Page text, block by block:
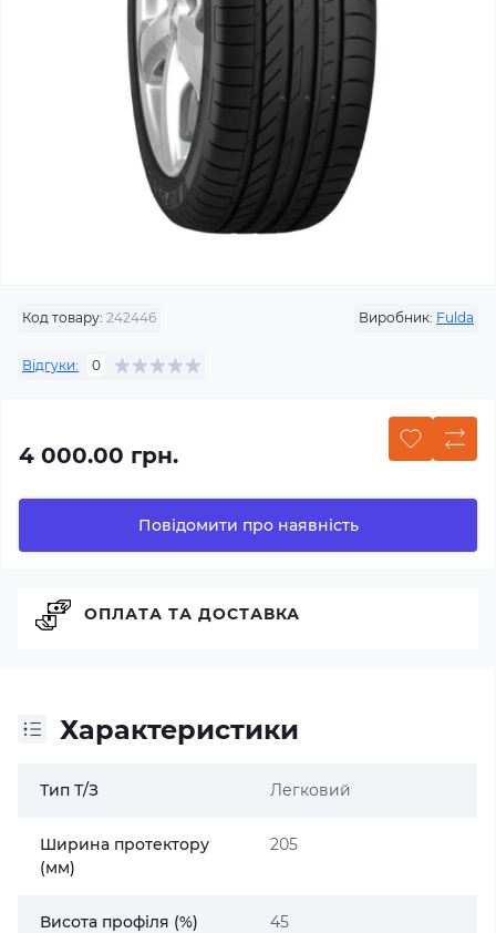
Код товару: 242446 Виробник: Fulda
Відгуки: 0
4 000.00 грн.
Повідомити про наявність
Характеристики
Тип Т/З Легковий
Ширина протектору
(мм)
205
Висота профіля (%) 45
ОПЛАТА ТА ДОСТАВКА